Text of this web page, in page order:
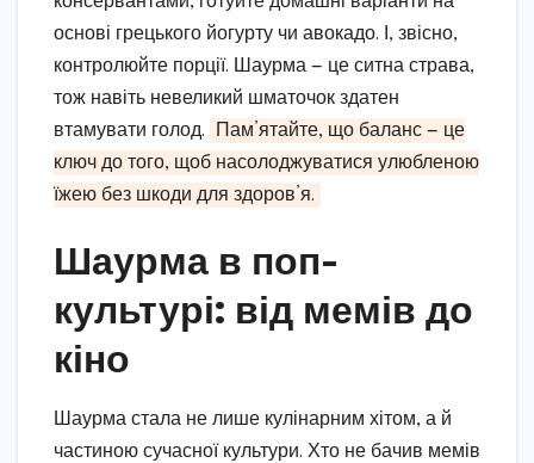
основі грецького йогурту чи авокадо. І, звісно,
контролюйте порції. Шаурма — це ситна страва,
тож навіть невеликий шматочок здатен
втамувати голод.
Пам’ятайте, що баланс — це
ключ до того, щоб насолоджуватися улюбленою
їжею без шкоди для здоров’я.
Шаурма в поп-
культурі: від мемів до
кіно
Шаурма стала не лише кулінарним хітом, а й
частиною сучасної культури. Хто не бачив мемів